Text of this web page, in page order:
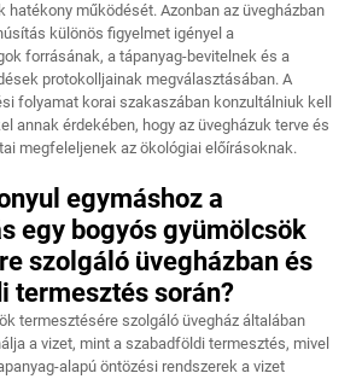
hatékony működését. Azonban az üvegházban
különös figyelmet igényel a
forrásának, a tápanyag-bevitelnek és a
protokolljainak megválasztásában. A
folyamat korai szakaszában konzultálniuk kell
annak érdekében, hogy az üvegházuk terve és
megfeleljenek az ökológiai előírásoknak.
egymáshoz a
egy bogyós gyümölcsök
szolgáló üvegházban és
termesztés során?
termesztésére szolgáló üvegház általában
a vizet, mint a szabadföldi termesztés, mivel
alapú öntözési rendszerek a vizet